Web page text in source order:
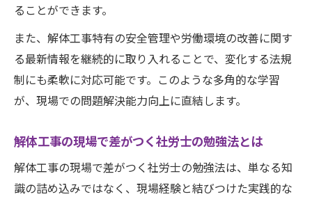
ることができます。
また、解体工事特有の安全管理や労働環境の改善に関す
る最新情報を継続的に取り入れることで、変化する法規
制にも柔軟に対応可能です。このような多角的な学習
が、現場での問題解決能力向上に直結します。
解体工事の現場で差がつく社労士の勉強法とは
解体工事の現場で差がつく社労士の勉強法は、単なる知
識の詰め込みではなく、現場経験と結びつけた実践的な